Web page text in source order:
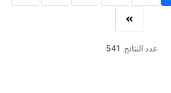
عدد النتائج: 541